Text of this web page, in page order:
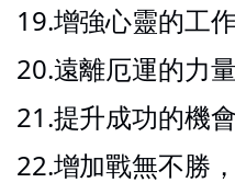
19.增強心靈的工
20.遠離厄運的力量
21.提升成功的機會
22.增加戰無不勝